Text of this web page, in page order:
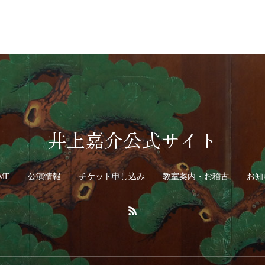
井上嘉介公式サイト
公演情報 チケット申し込み 教室案内・お稽古 お知